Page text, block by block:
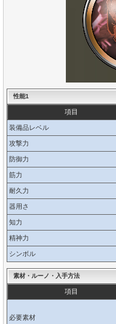
性能1
項目
装備品レベル
攻撃力
防御力
筋力
耐久力
器用さ
知力
精神力
シンボル
素材・ルーノ・入手方法
項目
必要素材